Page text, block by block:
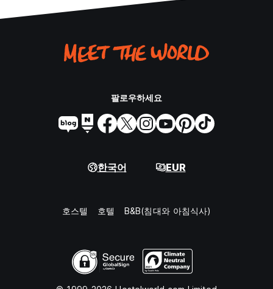
팔로우하세요
한국어 EUR
호스텔 호텔 B&B(침대와 아침식사)